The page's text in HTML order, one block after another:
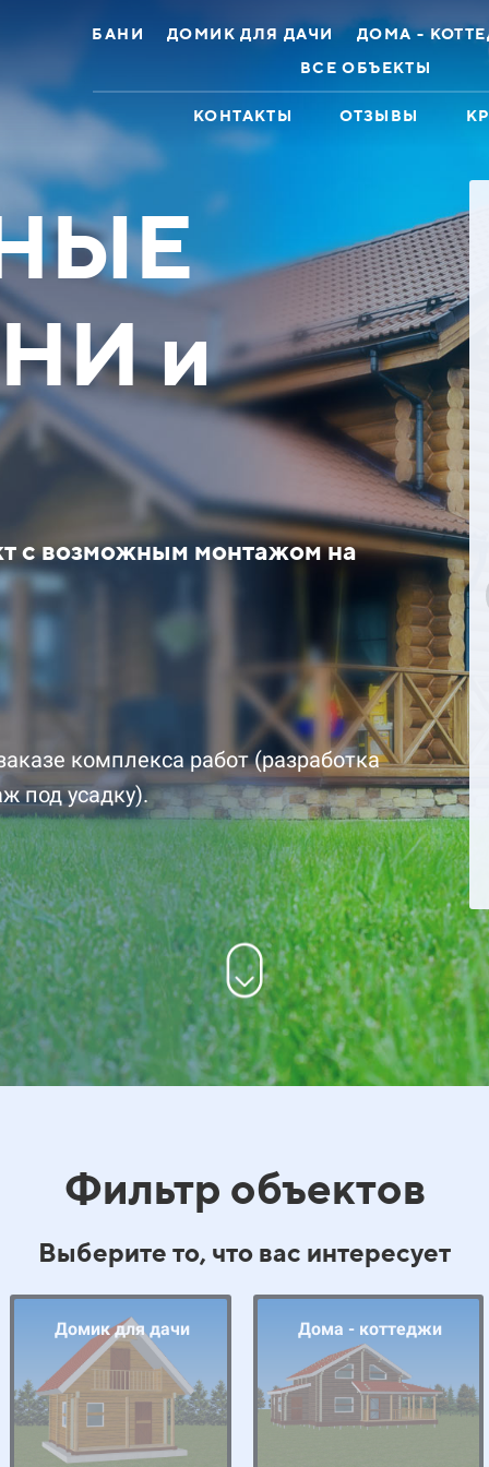
БАНИ ДОМИК ДЛЯ ДАЧИ ДОМА -
ВСЕ ОБЪЕКТЫ
КОНТАКТЫ ОТЗЫВЫ
и
с возможным монтажом на
комплекса работ (разработка
под усадку).
2эт 11х12
бревно
449900 ₽
за комплект со
Заказать
Дом коттедж 2эт 8х12 Брус
профилированный
Скидка до 448100 ₽
2 329 100 ₽ цена за комплект
скидкой
Подробнее
Фильтр объектов
Выберите то, что вас интересует
Домик для дачи Дома - коттеджи